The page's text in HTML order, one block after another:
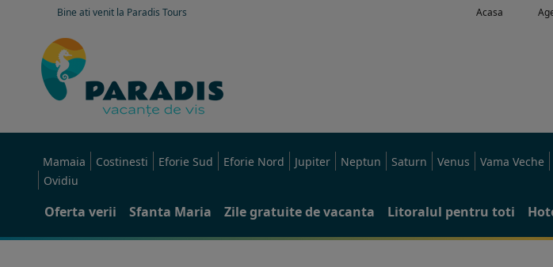
Bine ati venit la Paradis Tours Acasa
Mamaia Costinesti Eforie Sud Eforie Nord Jupiter Neptun Saturn Venus Vama Veche
Ovidiu
Oferta verii Sfanta Maria Zile gratuite de vacanta Litoralul pentru toti